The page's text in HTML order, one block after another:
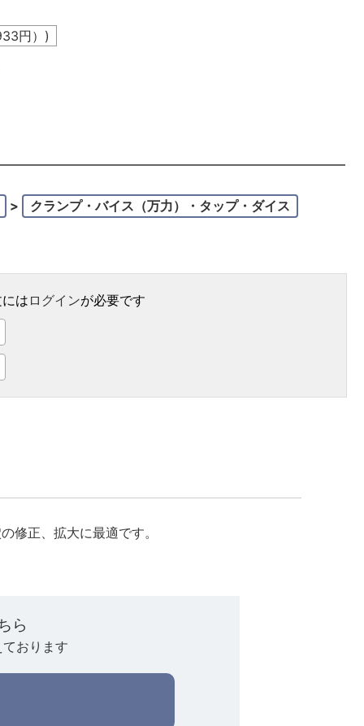
円）)
> クランプ・バイス（万力）・タップ・ダイス
はログインが必要です
修正、拡大に最適です。
ら
おります